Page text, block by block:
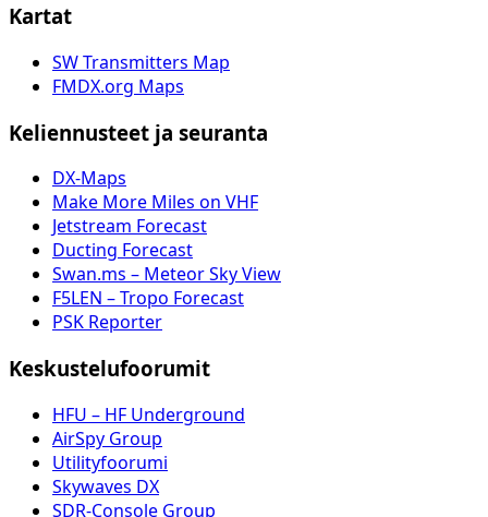
Kartat
SW Transmitters Map
FMDX.org Maps
Keliennusteet ja seuranta
DX-Maps
Make More Miles on VHF
Jetstream Forecast
Ducting Forecast
Swan.ms – Meteor Sky View
F5LEN – Tropo Forecast
PSK Reporter
Keskustelufoorumit
HFU – HF Underground
AirSpy Group
Utilityfoorumi
Skywaves DX
SDR-Console Group